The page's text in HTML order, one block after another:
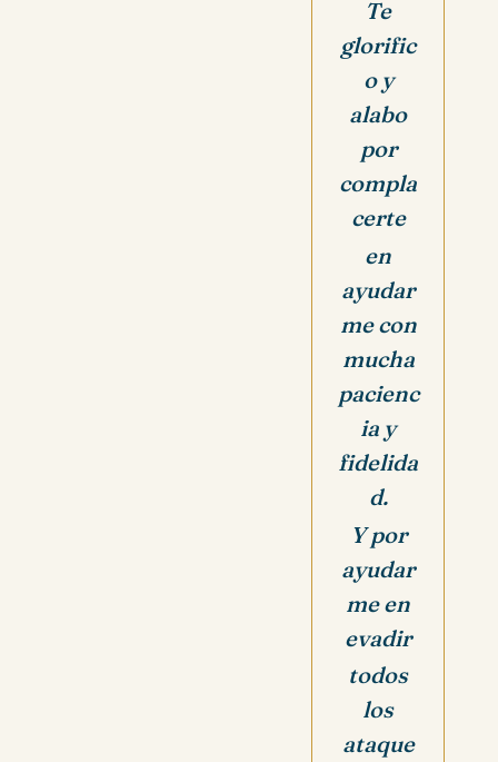
Te
glorific
o y
alabo
por
compla
certe
en
ayudar
me con
mucha
pacienc
ia y
fidelida
d.
Y por
ayudar
me en
evadir
todos
los
ataque